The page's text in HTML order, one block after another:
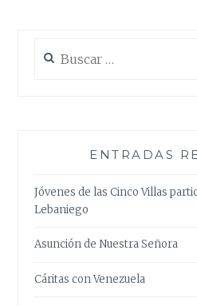
ENTRADAS
Jóvenes de las Cinco Villas
Lebaniego
Asunción de Nuestra Señora
Cáritas con Venezuela